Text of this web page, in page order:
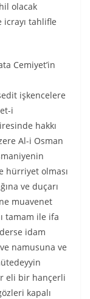
olacak
icrayı tahlifle
Cemiyet’in
işkencelere
i
hakkı
Al-i Osman
hürriyet olması
ve duçarı
muavenet
tamam ile ifa
idam
namusuna ve
eli bir hançerli
kapalı